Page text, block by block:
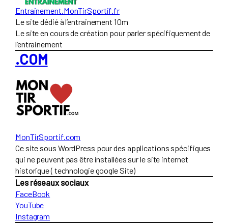
Entrainement.MonTirSportif.fr
Le site dédié à l’entrainement 10m
Le site en cours de création pour parler spécifiquement de
l’entrainement
.COM
MonTirSportif.com
Ce site sous WordPress pour des applications spécifiques
qui ne peuvent pas être installées sur le site internet
historique ( technologie google Site)
Les réseaux sociaux
FaceBook
YouTube
Instagram